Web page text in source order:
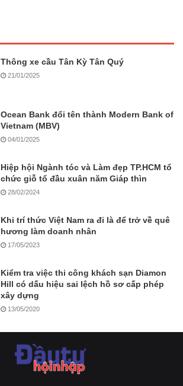
Thông xe cầu Tân Kỳ Tân Quý
21/01/2025
Ocean Bank đổi tên thành Modern Bank of
Vietnam (MBV)
04/01/2025
Hiệp hội Ngành tóc và Làm đẹp TP.HCM tổ
chức giỗ tổ đầu xuân năm Giáp thìn
28/02/2024
Khi trí thức Việt Nam ra đi là để trở về quê
hương làm doanh nhân
17/05/2023
Kiểm tra việc thi công khách sạn Diamon
Hill có dấu hiệu sai lệch hồ sơ cấp phép
xây dựng
13/05/2020